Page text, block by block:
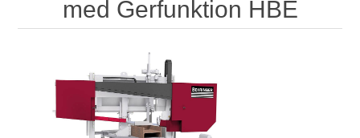
Bearbetning av stång, rör och profiler
Bearbetning av plåt och band
med Gerfunktion HBE